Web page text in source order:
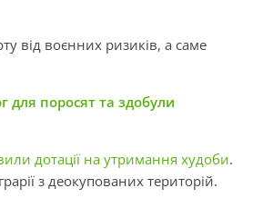
від воєнних ризиків, а саме
для поросят та здобули
дотації на утримання худоби.
з деокупованих територій.